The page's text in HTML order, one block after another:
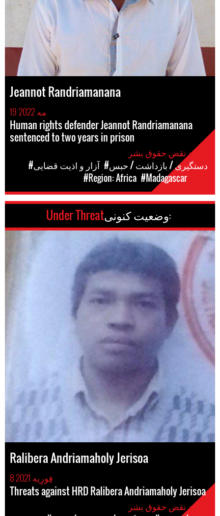
Jeannot Randriamanana
19 مه 2022
Human rights defender Jeannot Randriamanana
sentenced to two years in prison
#آزار و اذیت قضایی
#دستگیری / بازداشت / حبس
#Region: Africa #Madagascar
وضعیت کنونی: Under Threat
Ralibera Andriamaholy Jerisoa
8 فِورِیه 2021
Threats against HRD Ralibera Andriamaholy Jerisoa